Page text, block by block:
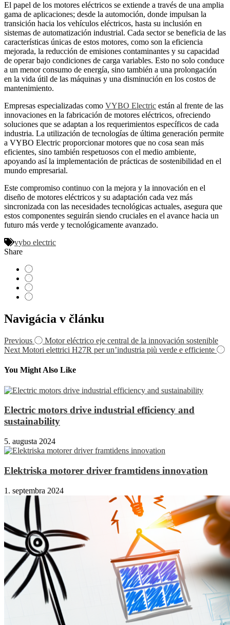
El papel de los motores eléctricos se extiende a través de una amplia
gama de aplicaciones; desde la automoción, donde impulsan la
transición hacia los vehículos eléctricos, hasta su inclusión en
sistemas de automatización industrial. Cada sector se beneficia de las
características únicas de estos motores, como son la eficiencia
mejorada, la reducción de emisiones contaminantes y su capacidad
de operar bajo condiciones de carga variables. Esto no solo conduce
a un menor consumo de energía, sino también a una prolongación
en la vida útil de las máquinas y una disminución en los costos de
mantenimiento.
Empresas especializadas como VYBO Electric están al frente de las
innovaciones en la fabricación de motores eléctricos, ofreciendo
soluciones que se adaptan a los requerimientos específicos de cada
industria. La utilización de tecnologías de última generación permite
a VYBO Electric proporcionar motores que no cosa sean más
eficientes, sino también respetuosos con el medio ambiente,
apoyando así la implementación de prácticas de sostenibilidad en el
mundo empresarial.
Este compromiso continuo con la mejora y la innovación en el
diseño de motores eléctricos y su adaptación cada vez más
sincronizada con las necesidades tecnológicas actuales, asegura que
estos componentes seguirán siendo cruciales en el avance hacia un
futuro más verde y tecnológicamente avanzado.
vybo electric
Share
Navigácia v článku
Previous
Motor eléctrico eje central de la innovación sostenible
Next Motori elettrici H27R per un’industria più verde e efficiente
You Might Also Like
Electric motors drive industrial efficiency and
sustainability
5. augusta 2024
Elektriska motorer driver framtidens innovation
1. septembra 2024